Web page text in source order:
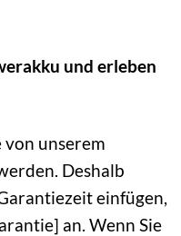
und erleben
von unserem
Deshalb
einfügen,
an. Wenn Sie